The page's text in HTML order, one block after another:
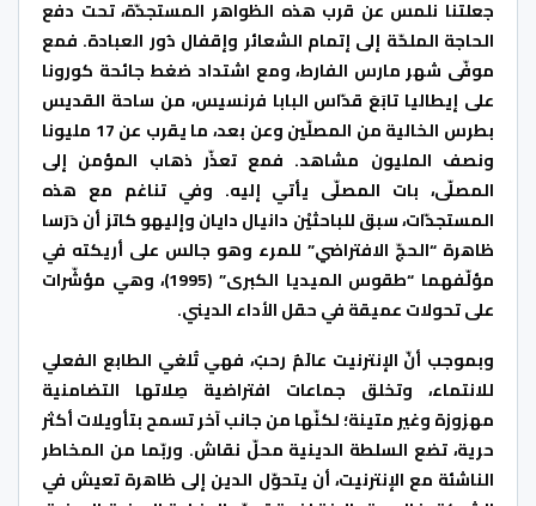
جعلتنا نلمس عن قرب هذه الظواهر المستجدّة، تحت دفع
الحاجة الملحّة إلى إتمام الشعائر وإقفال دُور العبادة. فمع
موفّى شهر مارس الفارط، ومع اشتداد ضغط جائحة كورونا
على إيطاليا تابَعَ قدّاس البابا فرنسيس، من ساحة القديس
بطرس الخالية من المصلّين وعن بعد، ما يقرب عن 17 مليونا
ونصف المليون مشاهد. فمع تعذّر ذهاب المؤمن إلى
المصلّى، بات المصلّى يأتي إليه. وفي تناغم مع هذه
المستجدّات، سبق للباحثيْن دانيال دايان وإليهو كاتز أن دَرَسا
ظاهرة “الحجّ الافتراضي” للمرء وهو جالس على أريكته في
مؤلّفهما “طقوس الميديا الكبرى” (1995)، وهي مؤشّرات
على تحولات عميقة في حقل الأداء الديني.
وبموجب أنّ الإنترنيت عالَمٌ رحبٌ، فهي تُلغي الطابع الفعلي
للانتماء، وتخلق جماعات افتراضية صِلاتها التضامنية
مهزوزة وغير متينة؛ لكنّها من جانب آخر تسمح بتأويلات أكثر
حرية، تضع السلطة الدينية محلّ نقاش. وربّما من المخاطر
الناشئة مع الإنترنيت، أن يتحوّل الدين إلى ظاهرة تعيش في